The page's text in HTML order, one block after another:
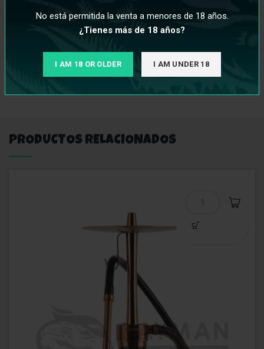
No está permitida la venta a menores de 18 años.
¿Tienes más de 18 años?
I AM 18 OR OLDER I AM UNDER 18
utilizar una junta tórica de cazoleta si ya tenemos en posesión.
PRODUCTOS RELACIONADOS